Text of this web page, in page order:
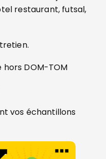
restaurant, futsal,
hors DOM-TOM
vos échantillons